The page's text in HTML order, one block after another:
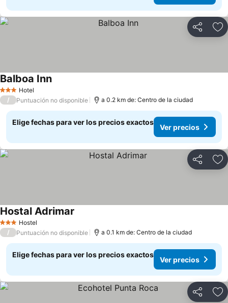
Compartir
3 Estrellas
Hotel
Balboa Inn
/ Puntuación no disponible a 0.2 km de: Centro de la ciudad
Elige fechas para ver los precios exactos
Ver precios
Compartir
3 EstrellasHostel
Hostal Adrimar
/ Puntuación no disponible a 0.1 km de: Centro de la ciudad
Elige fechas para ver los precios exactos
Ver precios
Compartir